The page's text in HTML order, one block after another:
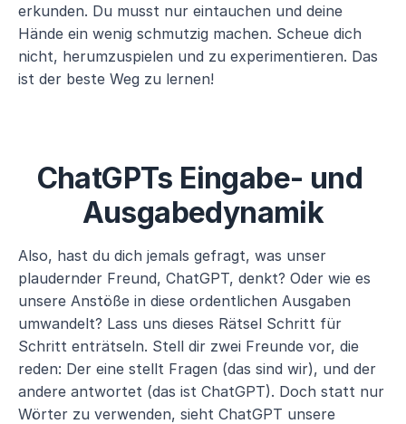
erkunden. Du musst nur eintauchen und deine
Hände ein wenig schmutzig machen. Scheue dich
nicht, herumzuspielen und zu experimentieren. Das
ist der beste Weg zu lernen!
ChatGPTs Eingabe- und
Ausgabedynamik
Also, hast du dich jemals gefragt, was unser
plaudernder Freund, ChatGPT, denkt? Oder wie es
unsere Anstöße in diese ordentlichen Ausgaben
umwandelt? Lass uns dieses Rätsel Schritt für
Schritt enträtseln. Stell dir zwei Freunde vor, die
reden: Der eine stellt Fragen (das sind wir), und der
andere antwortet (das ist ChatGPT). Doch statt nur
Wörter zu verwenden, sieht ChatGPT unsere